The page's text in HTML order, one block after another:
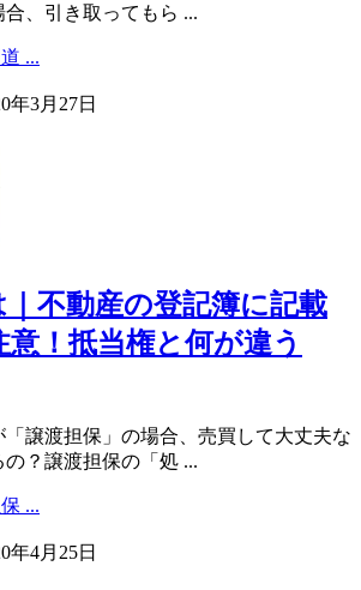
、引き取ってもら ...
...
年3月27日
不動産の登記簿に記載
！抵当権と何が違う
譲渡担保」の場合、売買して大丈夫な
？譲渡担保の「処 ...
...
年4月25日